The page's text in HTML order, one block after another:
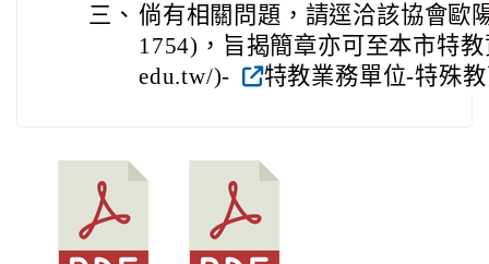
三、 倘有相關問題，請逕洽該協會歐
1754)，旨揭簡章亦可至本市特
edu.tw/)-
特教業務單位-特殊